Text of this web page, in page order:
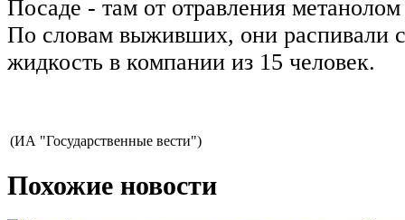
Посаде - там от отравления
По словам выживших, они распивали
жидкость в компании из 15 человек.
(ИА "Государственные вести")
Похожие новости